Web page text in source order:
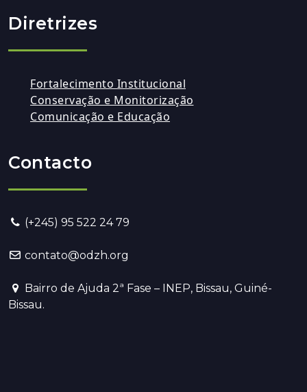
Diretrizes
Fortalecimento Institucional
Conservação e Monitorização
Comunicação e Educação
Contacto
(+245) 95 522 24 79
contato@odzh.org
Bairro de Ajuda 2ª Fase – INEP, Bissau, Guiné-
Bissau.